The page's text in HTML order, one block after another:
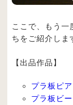
ここで、もう一
ちをご紹介しま
【出品作品】
プラ板ピ
プラ板ビ